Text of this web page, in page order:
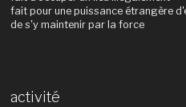
fait pour une puissance étrangère
de s'y maintenir par la force
activité